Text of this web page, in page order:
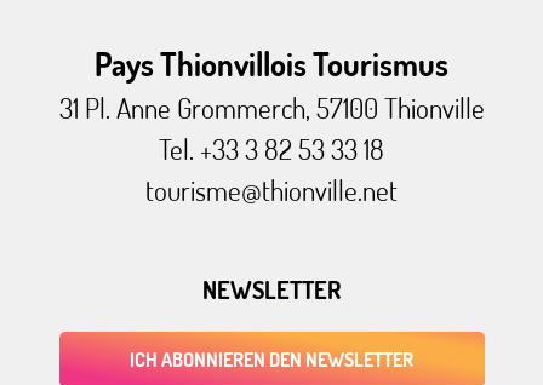
Pays Thionvillois Tourismus
31 Pl. Anne Grommerch, 57100 Thionville
Tel. +33 3 82 53 33 18
tourisme@thionville.net
NEWSLETTER
ICH ABONNIEREN DEN NEWSLETTER